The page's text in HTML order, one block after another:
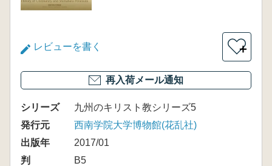
レビューを書く ＋
再入荷メール通知
シリーズ
九州のキリスト教シリーズ5
発行元
西南学院大学博物館(花乱社)
出版年
2017/01
判
B5